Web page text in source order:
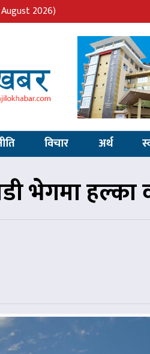
2026)
विचार अर्थ
भेगमा हल्का